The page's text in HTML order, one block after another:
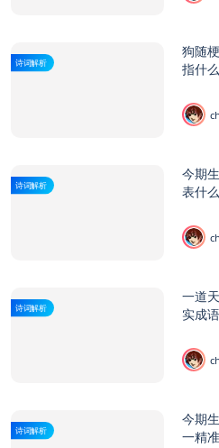
诗词解析
狗随
指什
诗词解析
今期
表什
诗词解析
一道
实成
诗词解析
今期
一精